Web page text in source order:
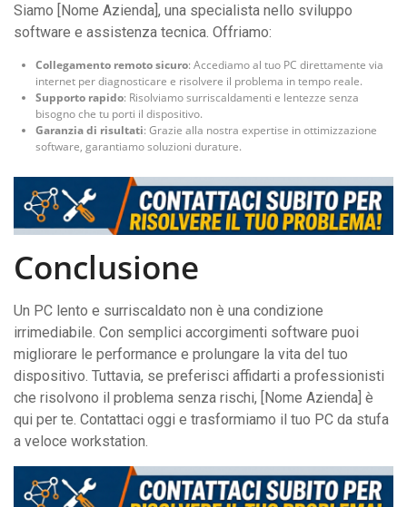
Siamo [Nome Azienda], una specialista nello sviluppo
software e assistenza tecnica. Offriamo:
Collegamento remoto sicuro: Accediamo al tuo PC direttamente via
internet per diagnosticare e risolvere il problema in tempo reale.
Supporto rapido: Risolviamo surriscaldamenti e lentezze senza
bisogno che tu porti il dispositivo.
Garanzia di risultati: Grazie alla nostra expertise in ottimizzazione
software, garantiamo soluzioni durature.
Conclusione
Un PC lento e surriscaldato non è una condizione
irrimediabile. Con semplici accorgimenti software puoi
migliorare le performance e prolungare la vita del tuo
dispositivo. Tuttavia, se preferisci affidarti a professionisti
che risolvono il problema senza rischi, [Nome Azienda] è
qui per te. Contattaci oggi e trasformiamo il tuo PC da stufa
a veloce workstation.